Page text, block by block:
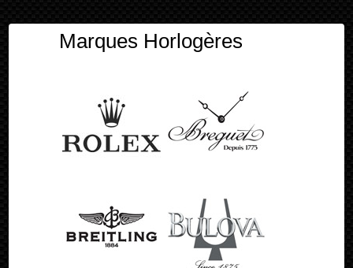
Marques Horlogères